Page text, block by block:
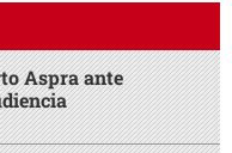
Aspra ante